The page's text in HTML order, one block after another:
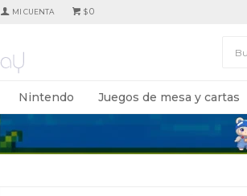
Nintendo Juegos de mesa y cartas
$0